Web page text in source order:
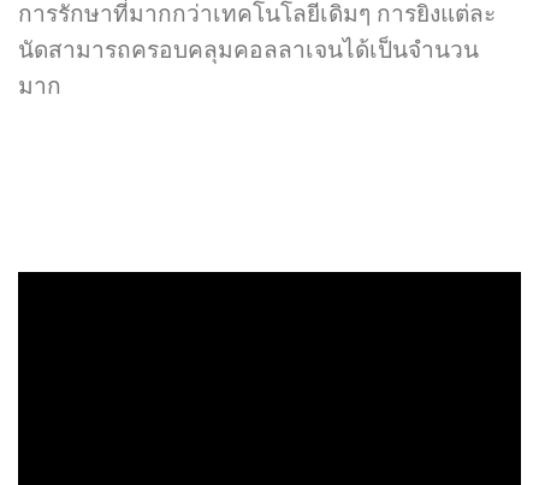
การรักษาที่มากกว่าเทคโนโลยีเดิมๆ การยิงแต่ละ
นัดสามารถครอบคลุมคอลลาเจนได้เป็นจำนวน
มาก